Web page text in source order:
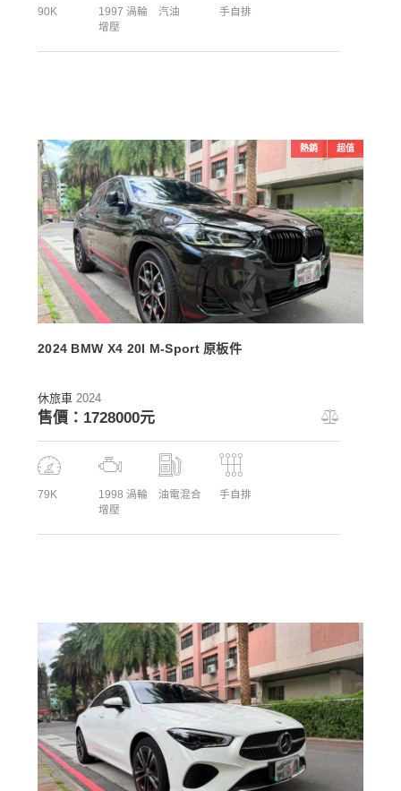
90K
1997 渦輪
增壓
汽油 手自排
熱銷 超值
2024 BMW X4 20I M-Sport 原板件
休旅車 2024
售價：1728000元
79K
1998 渦輪
增壓
油電混合 手自排